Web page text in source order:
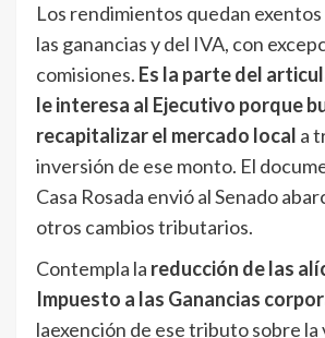
Los rendimientos quedan
las ganancias y del IVA, con
comisiones. Es la parte del
le interesa al Ejecutivo porque
recapitalizar el mercado local a
inversión de ese monto. El
Casa Rosada envió al Senado
otros cambios tributarios.
Contempla la reducción de las
Impuesto a las Ganancias
laexención de ese tributo sobre la